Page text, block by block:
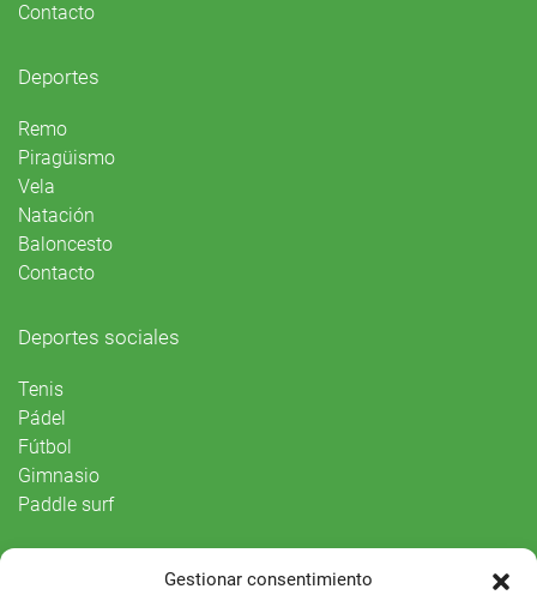
Gestionar consentimiento
Contacto
Deportes
Remo
Piragüismo
Vela
Natación
Baloncesto
Contacto
Deportes sociales
Tenis
Pádel
Fútbol
Gimnasio
Paddle surf